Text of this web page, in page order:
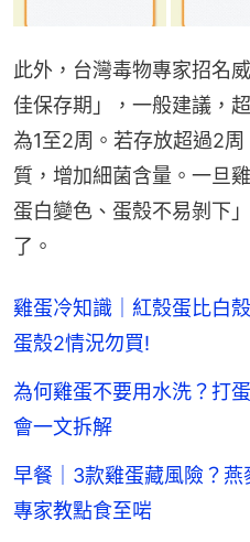
此外，台灣毒物專家招名
佳保存期」，一般建議，
為1至2周。若存放超過2
質，增加細菌含量。一旦
蛋白變色、蛋殼不易剝下
了。
雞蛋冷知識｜紅殼蛋比白
蛋殼2情況勿買!
為何雞蛋不要用水洗？打
會一文拆解
早餐｜3款雞蛋藏風險？
專家教點食至啱